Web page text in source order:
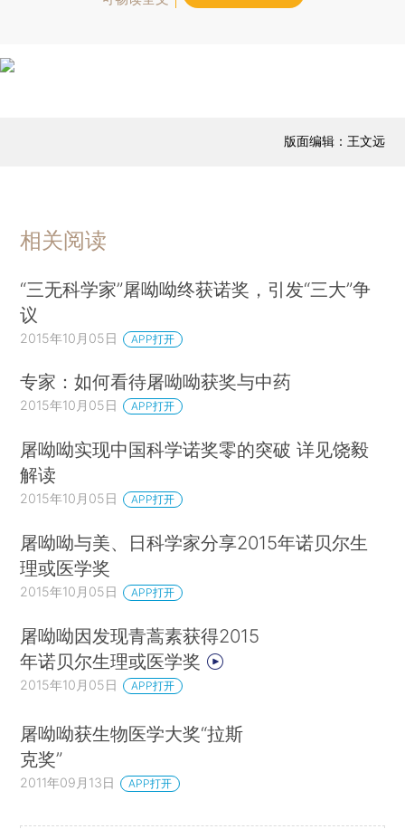
版面编辑：王文远
相关阅读
“三无科学家”屠呦呦终获诺奖，引发“三大”争
议
2015年10月05日 APP打开
专家：如何看待屠呦呦获奖与中药
2015年10月05日 APP打开
屠呦呦实现中国科学诺奖零的突破 详见饶毅
解读
2015年10月05日 APP打开
屠呦呦与美、日科学家分享2015年诺贝尔生
理或医学奖
2015年10月05日 APP打开
屠呦呦因发现青蒿素获得2015
年诺贝尔生理或医学奖
2015年10月05日 APP打开
屠呦呦获生物医学大奖“拉斯
克奖”
2011年09月13日 APP打开